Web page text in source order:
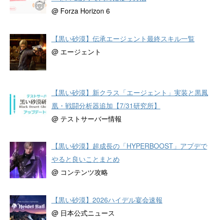
@ Forza Horizon 6
【黒い砂漠】伝承エージェント最終スキル一覧
@ エージェント
【黒い砂漠】新クラス「エージェント」実装と黒鳳
凰・戦闘分析器追加【7/31研究所】
@ テストサーバー情報
【黒い砂漠】超成長の「HYPERBOOST」アプデで
やると良いことまとめ
@ コンテンツ攻略
【黒い砂漠】2026ハイデル宴会速報
@ 日本公式ニュース